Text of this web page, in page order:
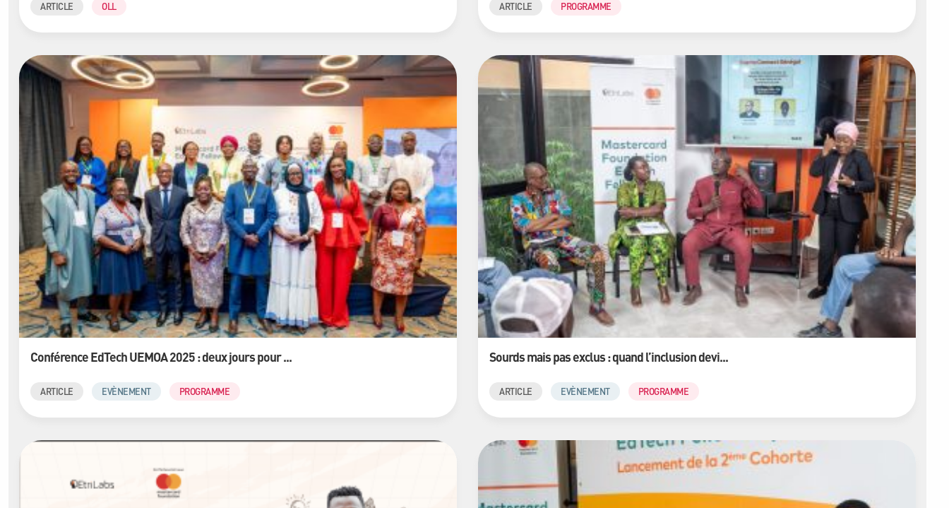
ARTICLE OLL ARTICLE PROGRAMME
Conférence EdTech UEMOA 2025 : deux jours pour ...
ARTICLE EVÈNEMENT PROGRAMME
Sourds mais pas exclus : quand l’inclusion devi...
ARTICLE EVÈNEMENT PROGRAMME